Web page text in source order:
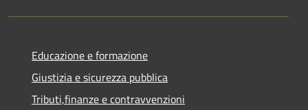
Educazione e formazione
Giustizia e sicurezza pubblica
Tributi,finanze e contravvenzioni